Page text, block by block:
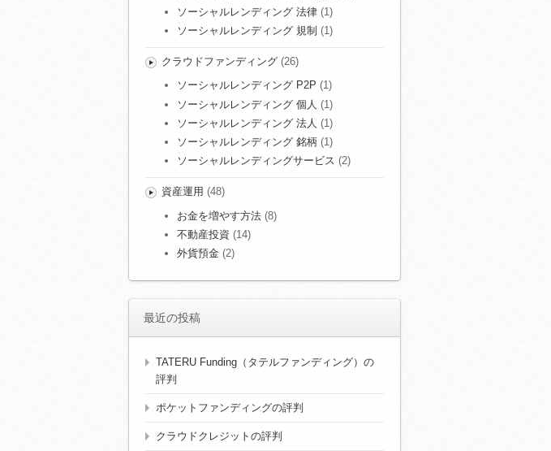
ソーシャルレンディング 法律 (1)
ソーシャルレンディング 規制 (1)
クラウドファンディング(26)
ソーシャルレンディング P2P (1)
ソーシャルレンディング 個人 (1)
ソーシャルレンディング 法人 (1)
ソーシャルレンディング 銘柄 (1)
ソーシャルレンディングサービス (2)
資産運用 (48)
お金を増やす方法 (8)
不動産投資 (14)
外貨預金 (2)
最近の投稿
TATERU Funding（タテルファンディング）の
評判
ポケットファンディングの評判
クラウドクレジットの評判